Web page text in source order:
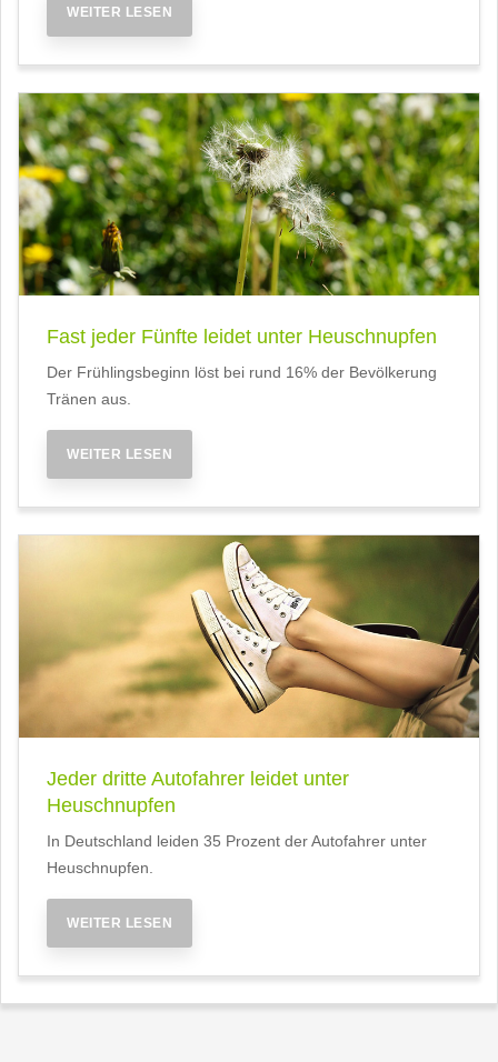
WEITER LESEN
Fast jeder Fünfte leidet unter Heuschnupfen
Der Frühlingsbeginn löst bei rund 16% der Bevölkerung
Tränen aus.
WEITER LESEN
Jeder dritte Autofahrer leidet unter
Heuschnupfen
In Deutschland leiden 35 Prozent der Autofahrer unter
Heuschnupfen.
WEITER LESEN